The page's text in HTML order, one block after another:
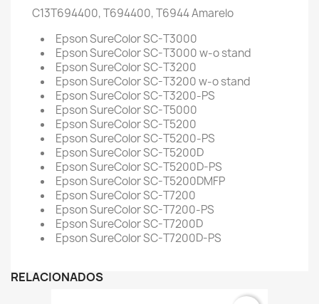
C13T694400, T694400, T6944Amarelo
Epson SureColor SC-T3000
Epson SureColor SC-T3000 w-o stand
Epson SureColor SC-T3200
Epson SureColor SC-T3200 w-o stand
Epson SureColor SC-T3200-PS
Epson SureColor SC-T5000
Epson SureColor SC-T5200
Epson SureColor SC-T5200-PS
Epson SureColor SC-T5200D
Epson SureColor SC-T5200D-PS
Epson SureColor SC-T5200DMFP
Epson SureColor SC-T7200
Epson SureColor SC-T7200-PS
Epson SureColor SC-T7200D
Epson SureColor SC-T7200D-PS
RELACIONADOS